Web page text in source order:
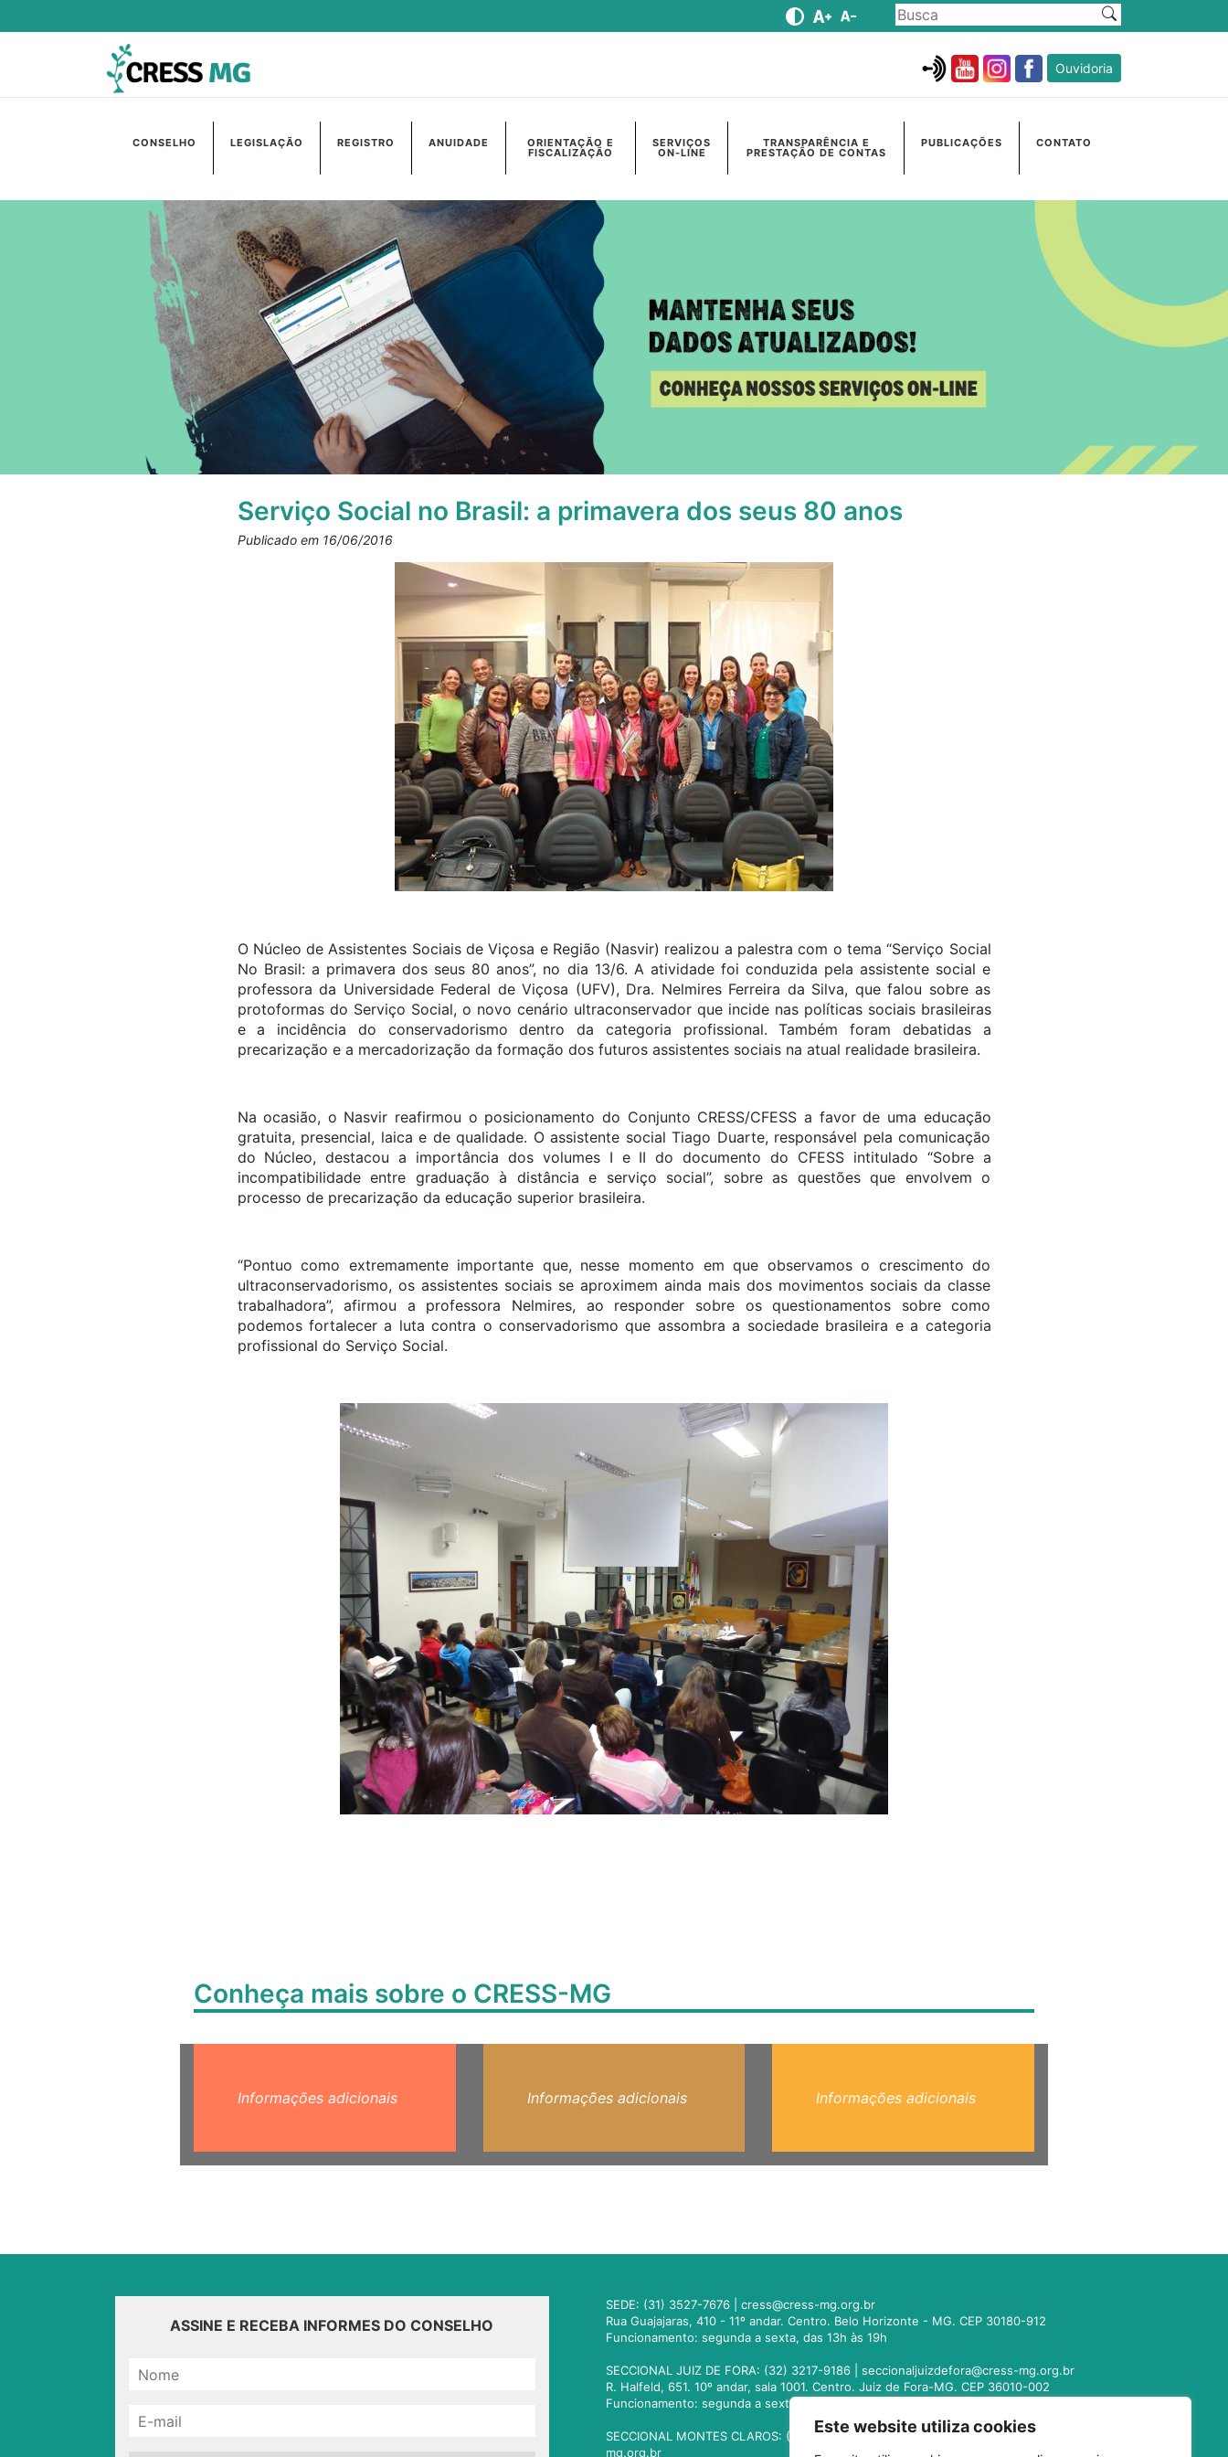
Este website utiliza cookies
Ouvidoria
CONSELHO LEGISLAÇÃO REGISTRO ANUIDADE ORIENTAÇÃO E
FISCALIZAÇÃO
SERVIÇOS
ON-LINE
TRANSPARÊNCIA E
PRESTAÇÃO DE CONTAS
PUBLICAÇÕES CONTATO
Serviço Social no Brasil: a primavera dos seus 80 anos
Publicado em 16/06/2016
O Núcleo de Assistentes Sociais de Viçosa e Região (Nasvir) realizou a palestra com o tema “Serviço Social
No Brasil: a primavera dos seus 80 anos”, no dia 13/6. A atividade foi conduzida pela assistente social e
professora da Universidade Federal de Viçosa (UFV), Dra. Nelmires Ferreira da Silva, que falou sobre as
protoformas do Serviço Social, o novo cenário ultraconservador que incide nas políticas sociais brasileiras
e a incidência do conservadorismo dentro da categoria profissional. Também foram debatidas a
precarização e a mercadorização da formação dos futuros assistentes sociais na atual realidade brasileira.
Na ocasião, o Nasvir reafirmou o posicionamento do Conjunto CRESS/CFESS a favor de uma educação
gratuita, presencial, laica e de qualidade. O assistente social Tiago Duarte, responsável pela comunicação
do Núcleo, destacou a importância dos volumes I e II do documento do CFESS intitulado “Sobre a
incompatibilidade entre graduação à distância e serviço social”, sobre as questões que envolvem o
processo de precarização da educação superior brasileira.
“Pontuo como extremamente importante que, nesse momento em que observamos o crescimento do
ultraconservadorismo, os assistentes sociais se aproximem ainda mais dos movimentos sociais da classe
trabalhadora”, afirmou a professora Nelmires, ao responder sobre os questionamentos sobre como
podemos fortalecer a luta contra o conservadorismo que assombra a sociedade brasileira e a categoria
profissional do Serviço Social.
Conheça mais sobre o CRESS-MG
Informações adicionais Informações adicionais Informações adicionais
ASSINE E RECEBA INFORMES DO CONSELHO
SEDE: (31) 3527-7676 |cress@cress-mg.org.br
Rua Guajajaras, 410 - 11º andar. Centro. Belo Horizonte - MG. CEP 30180-912
Funcionamento: segunda a sexta, das 13h às 19h
SECCIONAL JUIZ DE FORA: (32) 3217-9186 |seccionaljuizdefora@cress-mg.org.br
R. Halfeld, 651. 10º andar, sala 1001. Centro. Juiz de Fora-MG. CEP 36010-002
Funcionamento: segunda a sexta, das 13h às 19h
SECCIONAL MONTES CLAROS: (38) 3221-9358 |seccionalmontesclaros@cress-
mg.org.br